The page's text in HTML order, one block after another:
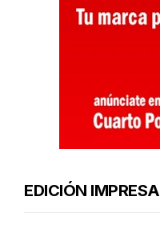
EDICIÓN IMPRESA